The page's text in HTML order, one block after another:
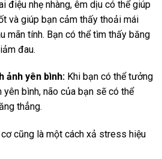
điệu nhẹ nhàng, êm dịu có thể giúp
và giúp bạn cảm thấy thoải mái
mãn tính. Bạn có thể tìm thấy băng
đau.
ảnh yên bình: Khi bạn có thể tưởng
bình, não của bạn sẽ có thể
thẳng.
cũng là một cách xả stress hiệu